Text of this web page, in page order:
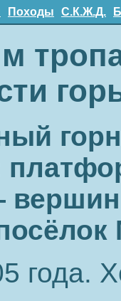
Походы С.К.Ж.Д.
года.